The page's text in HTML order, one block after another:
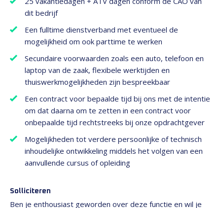
dit bedrijf
Een fulltime dienstverband met eventueel de
mogelijkheid om ook parttime te werken
Secundaire voorwaarden zoals een auto, telefoon en
laptop van de zaak, flexibele werktijden en
thuiswerkmogelijkheden zijn bespreekbaar
Een contract voor bepaalde tijd bij ons met de intentie
om dat daarna om te zetten in een contract voor
onbepaalde tijd rechtstreeks bij onze opdrachtgever
Mogelijkheden tot verdere persoonlijke of technisch
inhoudelijke ontwikkeling middels het volgen van een
aanvullende cursus of opleiding
Solliciteren
Ben je enthousiast geworden over deze functie en wil je